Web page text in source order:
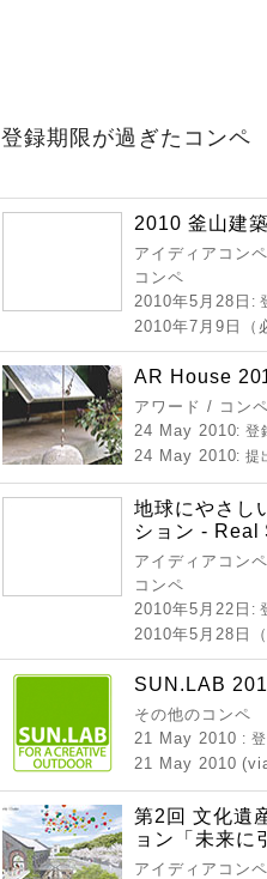
登録期限が過ぎたコンペ
2010 釜山建
アイディアコン
コンペ
2010年5月28日 :
2010年7月9日（
AR House
アワード / コン
24 May 2010: 登
24 May 2010: 提
地球にやさし
ション -
アイディアコン
コンペ
2010年5月22日 :
2010年5月28日
SUN.LAB
その他のコンペ
21 May 2010 :
21 May 2010
第2回 文化遺
ョン「未来に
アイディアコン